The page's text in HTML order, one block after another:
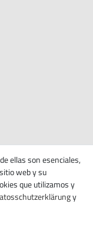
ellas son esenciales,
web y su
que utilizamos y
y